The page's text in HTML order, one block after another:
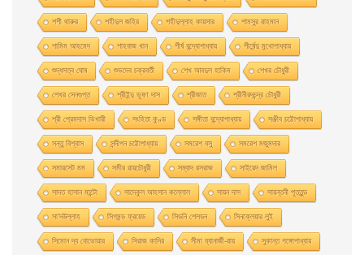
শশী থারুর শহীদুল জহির শহীদুল্লাহ কায়সার শামসুর রাহমান
শামিম আহমেদ শাহবাজ খান শীর্ষ বন্দ্যোপাধ্যায় শীর্ষেন্দু মুখোপাধ্যায়
শুদ্ধসত্ব ঘোষ শুভদেব চক্রবর্তী শেখ আবদুল হাকিম শেখর চৌধুরী
শেখর সেনগুপ্ত শ্রীইন্দু ভূষণ দাস শ্রীজাত শ্রীনীরদচন্দ্র চৌধুরী
শ্রী প্রেমদাস ভিখারী সংহিতা কুণ্ড সঙ্গীতা বন্দ্যোপাধ্যায় সঞ্জীব চট্টোপাধ্যায়
সন্তু বিশ্বাস সন্দীপন চট্টোপাধ্যায় সমরেশ বসু সমরেশ মজুমদার
সমারসেট মম সমীর রায়চৌধুরী সম্বাদ রসরাজ সাইয়েদ জামিল
সাদত হাসান মান্টো সাদেকুল আহসান কল্লোল সায়ন দাস সায়ন্তনী পূততুন্ড
সা’দউল্লাহ সিগমন্ড ফ্রয়েড সিডনি শেলডন সিনক্লেয়ার লুই
সিমোন দ্য বোভোয়ার সিরাজ কাদির সীমা ব্যানার্জী-রায় সুকান্ত গঙ্গোপাধ্যায়